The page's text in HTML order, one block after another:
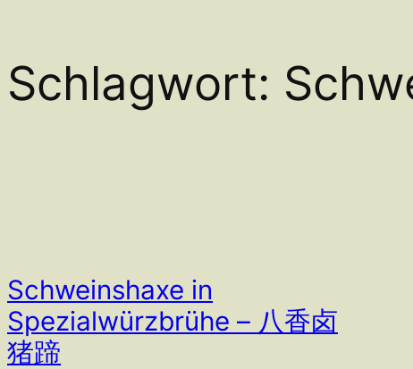
Schlagwort:
Schweinshaxe in
Spezialwürzbrühe – 八香卤
猪蹄